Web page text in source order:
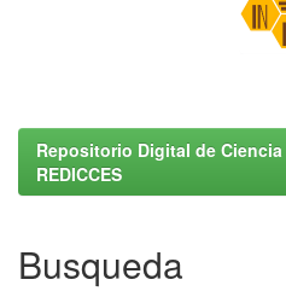
Repositorio Digital de
REDICCES
Busqueda